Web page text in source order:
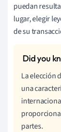
puedan
lugar, elegir
de su
La elección
una
partes.